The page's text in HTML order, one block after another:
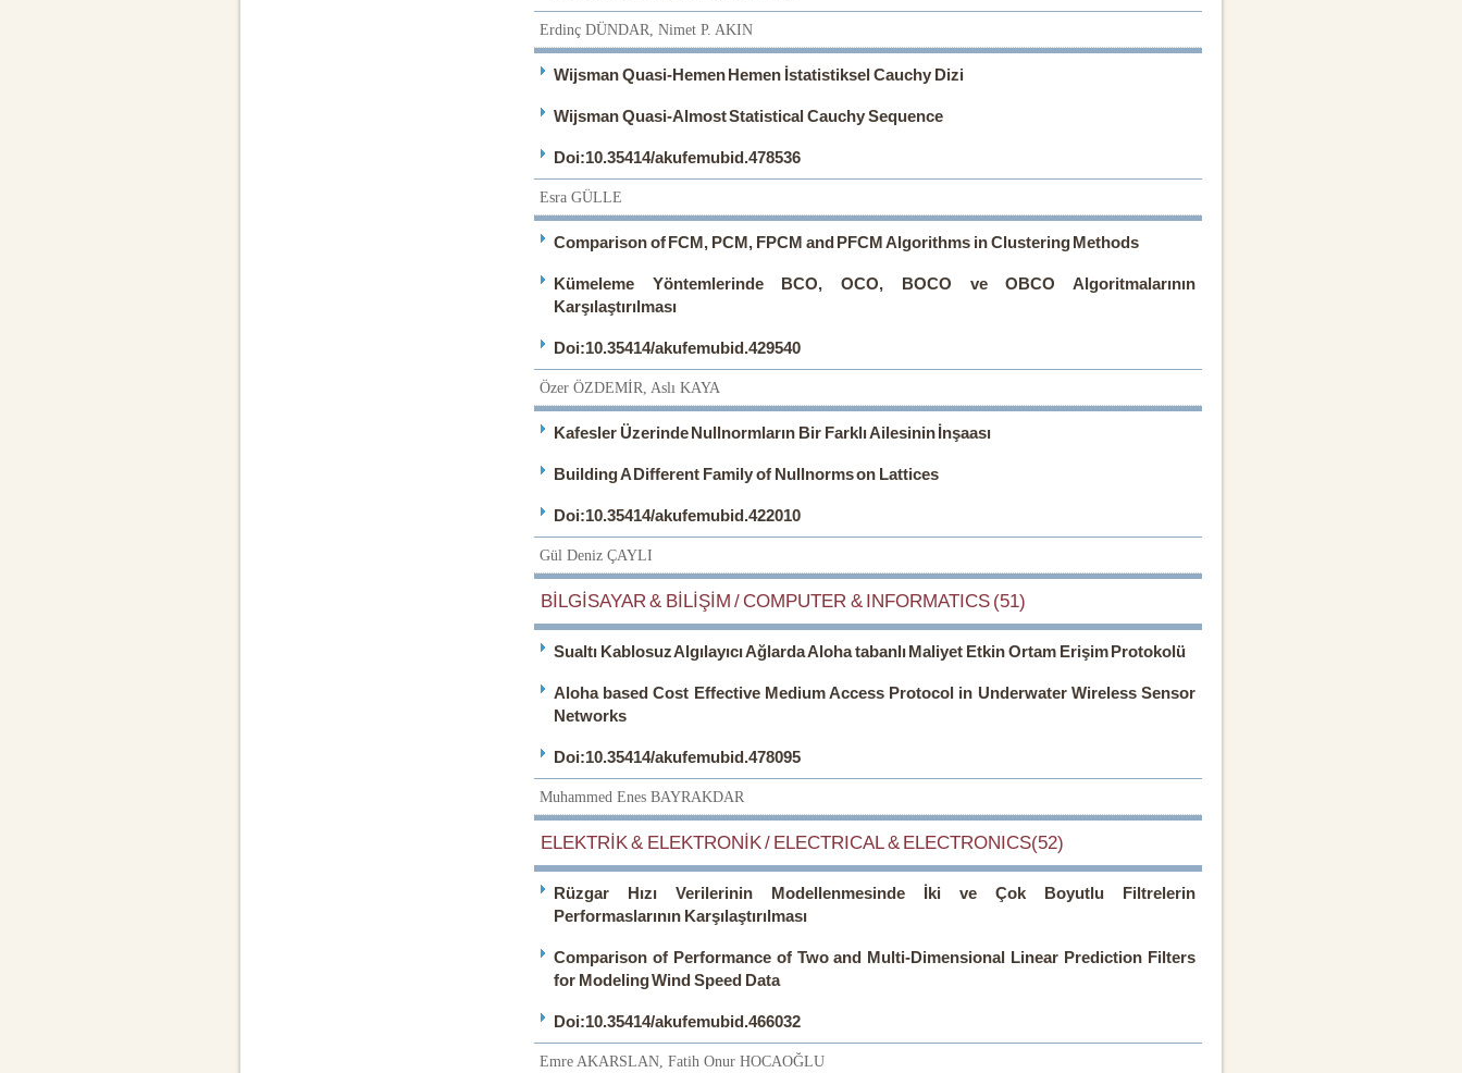
Erdinç DÜNDAR, Nimet P. AKIN
Wijsman Quasi-Hemen Hemen İstatistiksel Cauchy Dizi
Wijsman Quasi-Almost Statistical Cauchy Sequence
Doi:10.35414/akufemubid.478536
Esra GÜLLE
Comparison of FCM, PCM, FPCM and PFCM Algorithms in Clustering Methods
Kümeleme Yöntemlerinde BCO, OCO, BOCO ve OBCO Algoritmalarının
Karşılaştırılması
Doi:10.35414/akufemubid.429540
Özer ÖZDEMİR, Aslı KAYA
Kafesler Üzerinde Nullnormların Bir Farklı Ailesinin İnşaası
Building A Different Family of Nullnorms on Lattices
Doi:10.35414/akufemubid.422010
Gül Deniz ÇAYLI
BİLGİSAYAR & BİLİŞİM / COMPUTER & INFORMATICS (51)
Sualtı Kablosuz Algılayıcı Ağlarda Aloha tabanlı Maliyet Etkin Ortam Erişim Protokolü
Aloha based Cost Effective Medium Access Protocol in Underwater Wireless Sensor
Networks
Doi:10.35414/akufemubid.478095
Muhammed Enes BAYRAKDAR
ELEKTRİK & ELEKTRONİK / ELECTRICAL & ELECTRONICS(52)
Rüzgar Hızı Verilerinin Modellenmesinde İki ve Çok Boyutlu Filtrelerin
Performaslarının Karşılaştırılması
Comparison of Performance of Two and Multi-Dimensional Linear Prediction Filters
for Modeling Wind Speed Data
Doi:10.35414/akufemubid.466032
Emre AKARSLAN, Fatih Onur HOCAOĞLU